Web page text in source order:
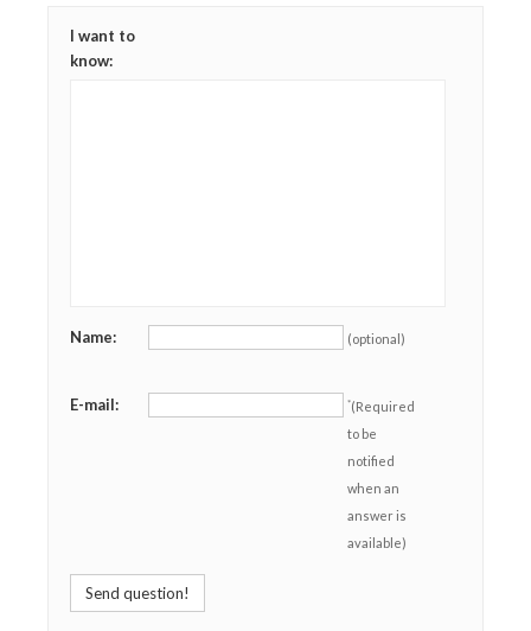
I want to
know:
Name: (optional)
E-mail: *(Required
to be
notified
when an
answer is
available)
Send question!